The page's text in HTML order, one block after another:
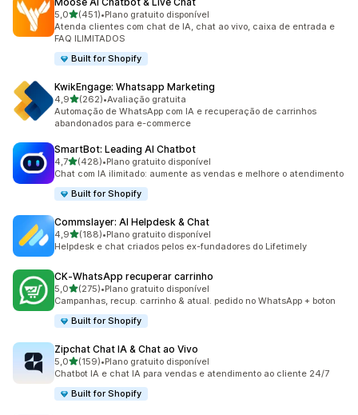
5,0de 5 estrelas
(451)
451 avaliações ao todo
•Plano gratuito disponível
Atenda clientes com chat de IA, chat ao vivo, caixa de entrada e
FAQ ILIMITADOS
Built for Shopify
KwikEngage: Whatsapp Marketing
4,9de 5 estrelas
(262)
262 avaliações ao todo
•Avaliação gratuita
Automação de WhatsApp com IA e recuperação de carrinhos
abandonados para e-commerce
SmartBot: Leading AI Chatbot
4,7de 5 estrelas
(428)
428 avaliações ao todo
•Plano gratuito disponível
Chat com IA ilimitado: aumente as vendas e melhore o atendimento
Built for Shopify
Commslayer: AI Helpdesk & Chat
4,9de 5 estrelas
(188)
188 avaliações ao todo
•Plano gratuito disponível
Helpdesk e chat criados pelos ex-fundadores do Lifetimely
CK‑WhatsApp recuperar carrinho
5,0de 5 estrelas
(275)
275 avaliações ao todo
•Plano gratuito disponível
Campanhas, recup. carrinho & atual. pedido no WhatsApp + boton
Built for Shopify
Zipchat Chat IA & Chat ao Vivo
5,0de 5 estrelas
(159)
159 avaliações ao todo
•Plano gratuito disponível
Chatbot IA e chat IA para vendas e atendimento ao cliente 24/7
Built for Shopify